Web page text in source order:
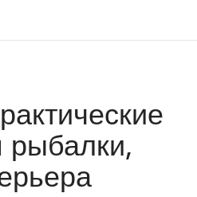
рыбалки,